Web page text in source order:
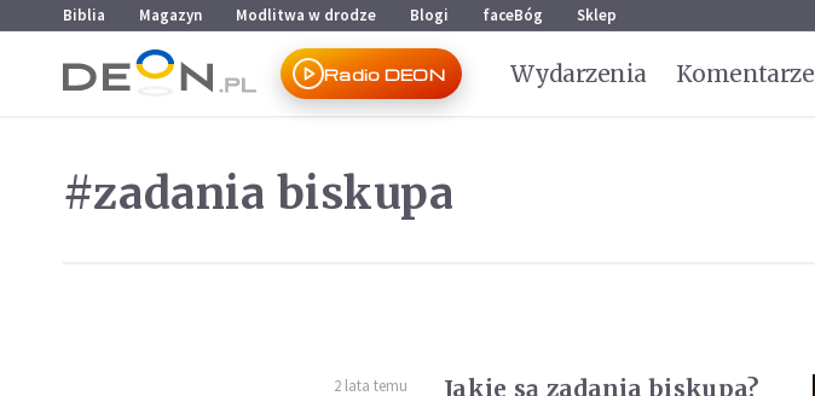
Przejdź do menu głównego
Przejdź do treści
Biblia Magazyn Modlitwa w drodze Blogi faceBóg Sklep
Radio DEON Wydarzenia Komentarze
#zadania biskupa
2 lata temu
Jakie są zadania biskupa?